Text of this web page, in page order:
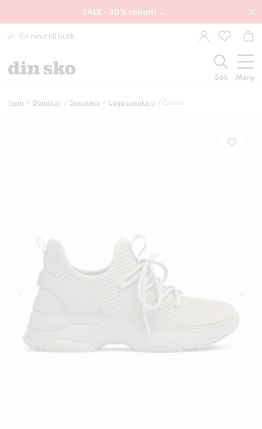
SALE - 30% rabatt! →
Fri retur till butik
Sök Meny
Hem Damskor Sneakers Låga sneakers Garda